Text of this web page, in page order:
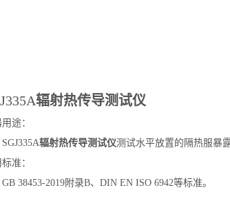
辐射热传导测试仪
途：
SGJ335A辐射热传导测试仪测试水平放置的隔热服暴
准：
GB 38453-2019附录B、DIN EN ISO 6942等标准。